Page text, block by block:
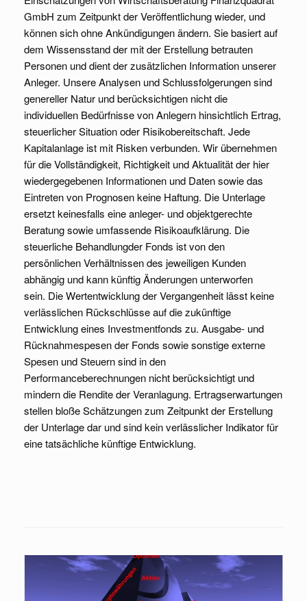
GmbH zum Zeitpunkt der Veröffentlichung wieder, und
können sich ohne Ankündigungen ändern. Sie basiert auf
dem Wissensstand der mit der Erstellung betrauten
Personen und dient der zusätzlichen Information unserer
Anleger. Unsere Analysen und Schlussfolgerungen sind
genereller Natur und berücksichtigen nicht die
individuellen Bedürfnisse von Anlegern hinsichtlich Ertrag,
steuerlicher Situation oder Risikobereitschaft. Jede
Kapitalanlage ist mit Risken verbunden. Wir übernehmen
für die Vollständigkeit, Richtigkeit und Aktualität der hier
wiedergegebenen Informationen und Daten sowie das
Eintreten von Prognosen keine Haftung. Die Unterlage
ersetzt keinesfalls eine anleger- und objektgerechte
Beratung sowie umfassende Risikoaufklärung. Die
steuerliche Behandlungder Fonds ist von den
persönlichen Verhältnissen des jeweiligen Kunden
abhängig und kann künftig Änderungen unterworfen
sein. Die Wertentwicklung der Vergangenheit lässt keine
verlässlichen Rückschlüsse auf die zukünftige
Entwicklung eines Investmentfonds zu. Ausgabe- und
Rücknahmespesen der Fonds sowie sonstige externe
Spesen und Steuern sind in den
Performanceberechnungen nicht berücksichtigt und
mindern die Rendite der Veranlagung. Ertragserwartungen
stellen bloße Schätzungen zum Zeitpunkt der Erstellung
der Unterlage dar und sind kein verlässlicher Indikator für
eine tatsächliche künftige Entwicklung.